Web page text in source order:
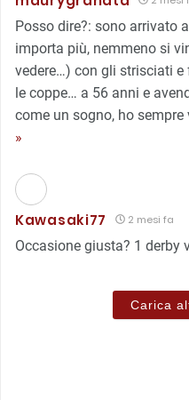
Posso dire?: sono arrivato
importa più, nemmeno si
vedere…) con gli strisciati
le coppe… a 56 anni e
come un sogno, ho
»
Kawasaki77 2 mesi fa
Occasione giusta? 1
Carica